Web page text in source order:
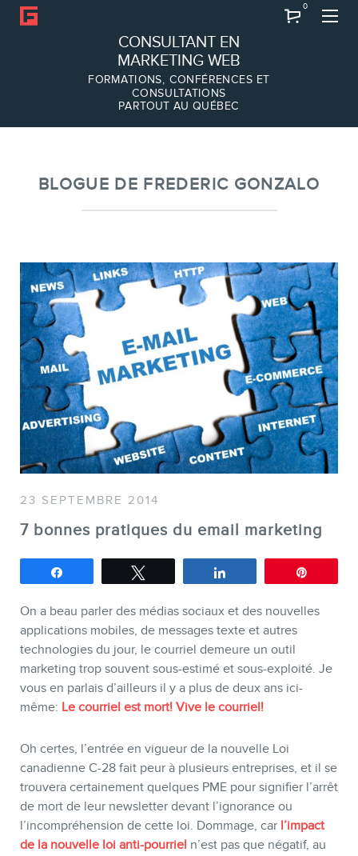
CONSULTANT EN
MARKETING WEB
FORMATIONS, CONFÉRENCES ET
CONSULTATIONS
PARTOUT AU QUÉBEC
0
À PROPOS
Équipe
Conférences
Formations marketing de
Consultations
Audits web (SEO) et IA
Ebooks
BLOGUE DE FREDERIC GONZALO
23 SEPTEMBRE 2014
7 bonnes pratiques du email marketing
On a beau parler des médias sociaux et des nouvelles
applications mobiles, de messages texte et autres
technologies du jour, le courriel demeure un outil
marketing trop souvent sous-estimé et sous-exploité. Je
vous en parlais d’ailleurs il y a plus de deux ans ici-
même: Le courriel est mort! Vive le courriel!
Oh certes, l’entrée en vigueur de la nouvelle Loi
canadienne C-28 fait peur à plusieurs entreprises, et il se
trouvera certainement quelques PME pour signifier l’arrêt
de mort de leur newsletter devant l’ignorance ou
l’incompréhension de cette loi. Dommage, car l’impact
de la nouvelle loi anti-pourriel n’est pas que négatif, au